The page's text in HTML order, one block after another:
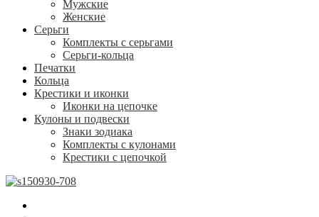
Мужские
Женские
Серьги
Комплекты с серьгами
Серьги-кольца
Печатки
Кольца
Крестики и иконки
Иконки на цепочке
Кулоны и подвески
Знаки зодиака
Комплекты с кулонами
Крестики с цепочкой